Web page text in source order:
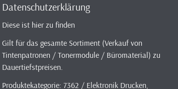
Datenschutzerklärung
Diese ist hier zu finden
Gilt für das gesamte Sortiment (Verkauf von
Tintenpatronen / Tonermodule / Büromaterial) zu
Dauertiefstpreisen.
Produktekategorie: 7362 / Elektronik Drucken,